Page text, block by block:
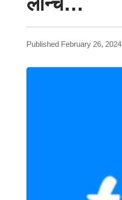
Published February 26, 2024